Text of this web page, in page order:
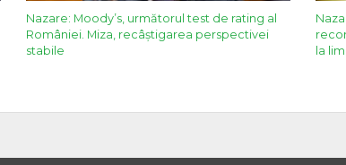
Nazare: Moody’s, următorul test de rating al
României. Miza, recâștigarea perspectivei
stabile
la